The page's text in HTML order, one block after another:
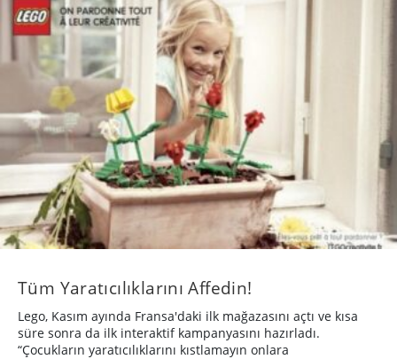
Tüm Yaratıcılıklarını Affedin!
Lego, Kasım ayında Fransa'daki ilk mağazasını açtı ve kısa
süre sonra da ilk interaktif kampanyasını hazırladı.
“Çocukların yaratıcılıklarını kıstlamayın onlara